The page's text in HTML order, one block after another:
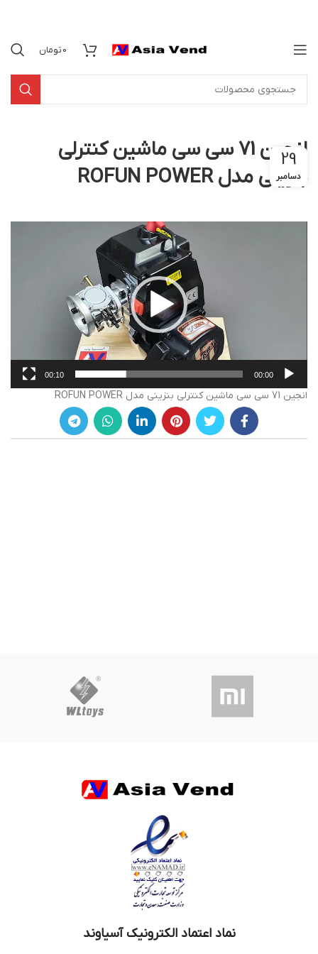
0تومان
انجین 71 سی سی ماشین کنترلی
بنزینی مدل ROFUN POWER
29
دسامبر
00:00
00:10
انجین 71 سی سی ماشین کنترلی بنزینی مدل ROFUN POWER
نماد اعتماد الکترونیک آسیاوند